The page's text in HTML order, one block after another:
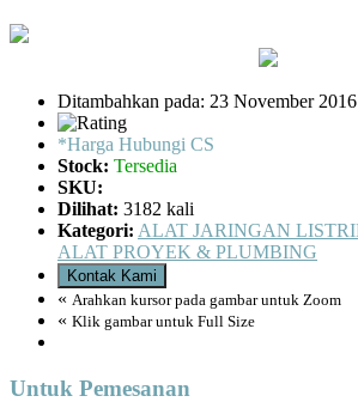
Ditambahkan pada: 23 November 2016
*Harga Hubungi CS
Stock: Tersedia
SKU:
Dilihat: 3182 kali
Kategori: ALAT JARINGAN
ALAT PROYEK & PLUMBING
Kontak Kami
« Arahkan kursor pada gambar untuk Zoom
« Klik gambar untuk Full Size
Untuk Pemesanan